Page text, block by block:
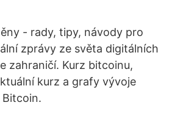
- rady, tipy, návody pro
zprávy ze světa digitálních
zahraničí. Kurz bitcoinu,
kurz a grafy vývoje